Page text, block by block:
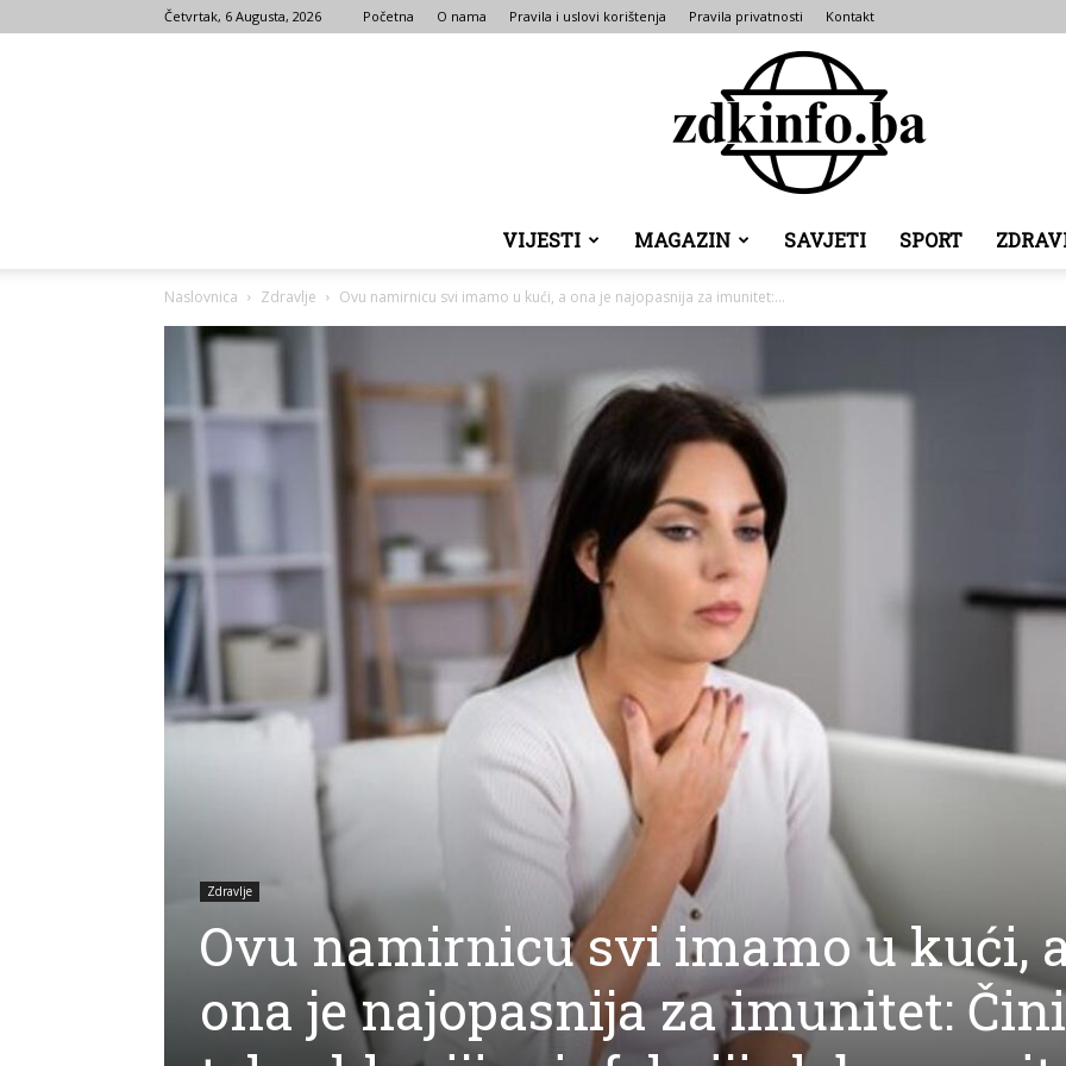
Četvrtak, 6 Augusta, 2026 Početna O nama Pravila i uslovi korištenja Pravila privatnosti Kontakt
VIJESTI MAGAZIN SAVJETI SPORT
Naslovnica Zdravlje Ovu namirnicu svi imamo u kući, a ona je najopasnija za imunitet:...
Zdravlje
Ovu namirnicu svi imamo u kući,
ona je najopasnija za imunitet: Čini